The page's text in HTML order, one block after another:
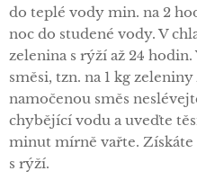
do teplé vody min. na 2
noc do studené vody. V
zelenina s rýží až 24
směsi, tzn. na 1 kg
namočenou směs
chybějící vodu a uveďte
minut mírně vařte. Získáte
s rýží.